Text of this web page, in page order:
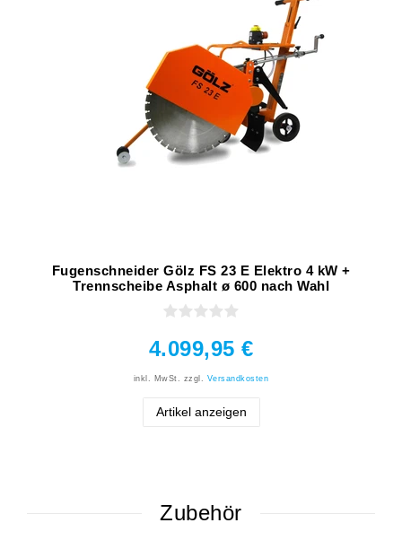
Fugenschneider Gölz FS 23 E Elektro 4 kW +
Trennscheibe Asphalt ø 600 nach Wahl
4.099,95 €
inkl. MwSt. zzgl. Versandkosten
Artikel anzeigen
Zubehör